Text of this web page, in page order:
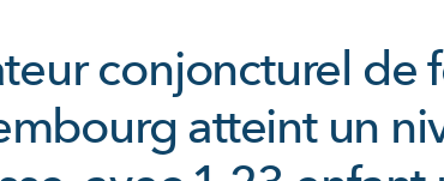
conjoncturel de
atteint un